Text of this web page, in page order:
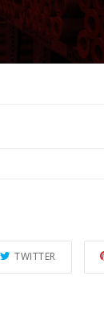
TWITTER